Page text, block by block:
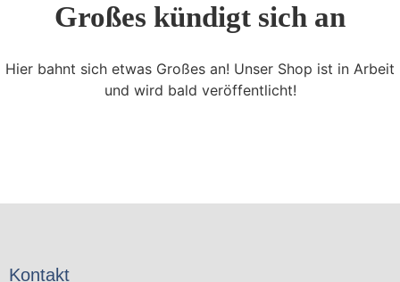
Großes kündigt sich an
Hier bahnt sich etwas Großes an! Unser Shop ist in Arbeit
und wird bald veröffentlicht!
Kontakt